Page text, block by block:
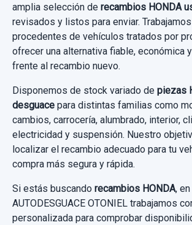
Consultar por whatsapp
PARASOL DERECHO GRIS
HONDA FR-V (BE) 1.7
Garantía 1 año
15,00 €
Sin IVA, gastos de envío no incluidos.
amplia selección de recambios HONDA
revisados y listos para enviar.
procedentes de vehículos tratados por
ofrecer una alternativa fiable, económica
frente al recambio nuevo.
Disponemos de stock variado de piezas
desguace para distintas familias como
cambios, carrocería, alumbrado, interior,
electricidad y suspensión. Nuestro
localizar el recambio adecuado para tu
compra más segura y rápida.
Si estás buscando recambios HONDA, en
AUTODESGUACE OTONIEL trabajamos
personalizada para comprobar